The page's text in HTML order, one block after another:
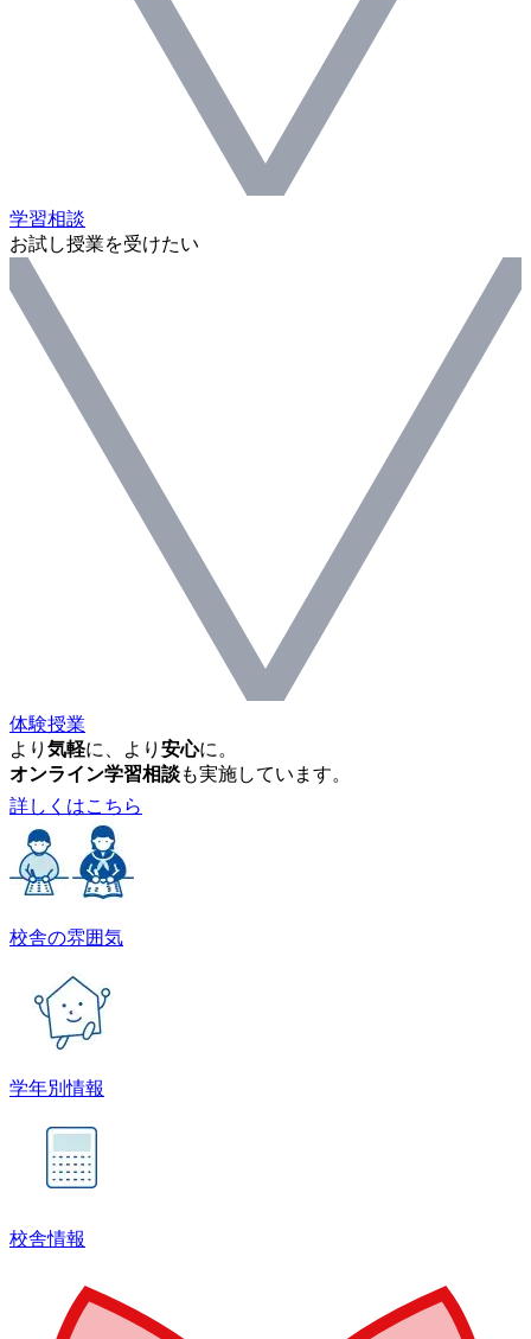
学習相談
お試し授業を受けたい
体験授業
より 気軽に、より 安心に。
オンライン学習相談も実施しています。
詳しくはこちら
校舎の雰囲気
学年別情報
校舎情報